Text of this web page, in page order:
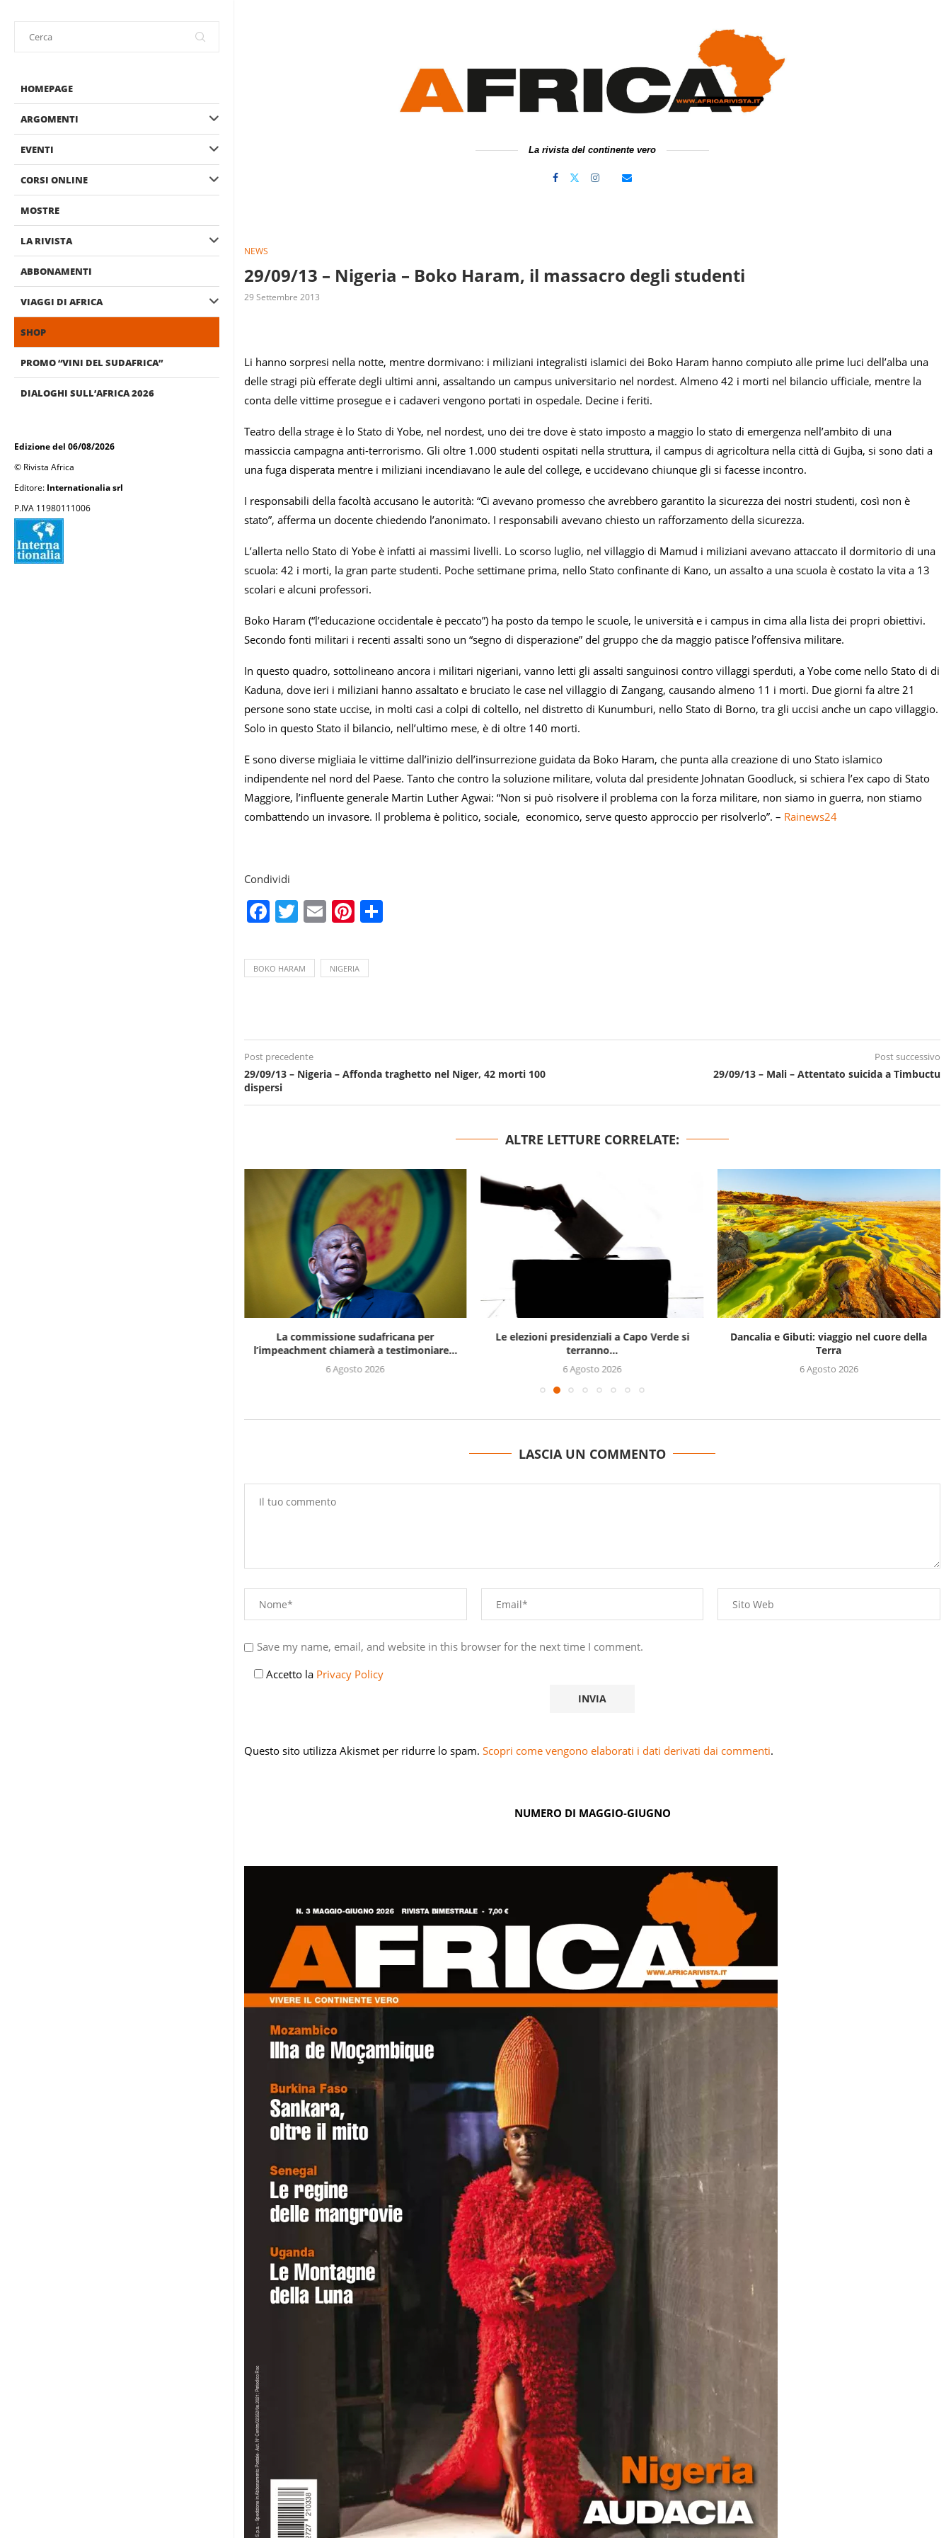
HOMEPAGE
ARGOMENTI
EVENTI
CORSI ONLINE
MOSTRE
LA RIVISTA
ABBONAMENTI
VIAGGI DI AFRICA
SHOP
PROMO “VINI DEL SUDAFRICA”
DIALOGHI SULL’AFRICA 2026
Edizione del 06/08/2026
© Rivista Africa
Editore: Internationalia srl
P.IVA 11980111006
La rivista del continente vero
NEWS
29/09/13 – Nigeria – Boko Haram, il massacro degli studenti
29 Settembre 2013
Li hanno sorpresi nella notte, mentre dormivano: i miliziani integralisti islamici dei Boko Haram hanno compiuto alle prime luci dell’alba una
delle stragi più efferate degli ultimi anni, assaltando un campus universitario nel nordest. Almeno 42 i morti nel bilancio ufficiale, mentre la
conta delle vittime prosegue e i cadaveri vengono portati in ospedale. Decine i feriti.
Teatro della strage è lo Stato di Yobe, nel nordest, uno dei tre dove è stato imposto a maggio lo stato di emergenza nell’ambito di una
massiccia campagna anti-terrorismo. Gli oltre 1.000 studenti ospitati nella struttura, il campus di agricoltura nella città di Gujba, si sono dati a
una fuga disperata mentre i miliziani incendiavano le aule del college, e uccidevano chiunque gli si facesse incontro.
I responsabili della facoltà accusano le autorità: “Ci avevano promesso che avrebbero garantito la sicurezza dei nostri studenti, così non è
stato”, afferma un docente chiedendo l’anonimato. I responsabili avevano chiesto un rafforzamento della sicurezza.
L’allerta nello Stato di Yobe è infatti ai massimi livelli. Lo scorso luglio, nel villaggio di Mamud i miliziani avevano attaccato il dormitorio di una
scuola: 42 i morti, la gran parte studenti. Poche settimane prima, nello Stato confinante di Kano, un assalto a una scuola è costato la vita a 13
scolari e alcuni professori.
Boko Haram (“l’educazione occidentale è peccato”) ha posto da tempo le scuole, le università e i campus in cima alla lista dei propri obiettivi.
Secondo fonti militari i recenti assalti sono un “segno di disperazione” del gruppo che da maggio patisce l’offensiva militare.
In questo quadro, sottolineano ancora i militari nigeriani, vanno letti gli assalti sanguinosi contro villaggi sperduti, a Yobe come nello Stato di di
Kaduna, dove ieri i miliziani hanno assaltato e bruciato le case nel villaggio di Zangang, causando almeno 11 i morti. Due giorni fa altre 21
persone sono state uccise, in molti casi a colpi di coltello, nel distretto di Kunumburi, nello Stato di Borno, tra gli uccisi anche un capo villaggio.
Solo in questo Stato il bilancio, nell’ultimo mese, è di oltre 140 morti.
E sono diverse migliaia le vittime dall’inizio dell’insurrezione guidata da Boko Haram, che punta alla creazione di uno Stato islamico
indipendente nel nord del Paese. Tanto che contro la soluzione militare, voluta dal presidente Johnatan Goodluck, si schiera l’ex capo di Stato
Maggiore, l’influente generale Martin Luther Agwai: “Non si può risolvere il problema con la forza militare, non siamo in guerra, non stiamo
combattendo un invasore. Il problema è politico, sociale, economico, serve questo approccio per risolverlo”. – Rainews24
Condividi
Facebook
Twitter
EmailPinterest
BOKO HARAM NIGERIA
Post precedente
29/09/13 – Nigeria – Affonda traghetto nel Niger, 42 morti 100
dispersi
Post successivo
29/09/13 – Mali – Attentato suicida a Timbuctu
ALTRE LETTURE CORRELATE:
La commissione sudafricana per
l’impeachment chiamerà a testimoniare...
6 Agosto 2026
Le elezioni presidenziali a Capo Verde si
terranno...
6 Agosto 2026
Dancalia e Gibuti: viaggio nel cuore della
Terra
6 Agosto 2026
LASCIA UN COMMENTO
Save my name, email, and website in this browser for the next time I comment.
Accetto la Privacy Policy
Questo sito utilizza Akismet per ridurre lo spam. Scopri come vengono elaborati i dati derivati dai commenti.
NUMERO DI MAGGIO-GIUGNO